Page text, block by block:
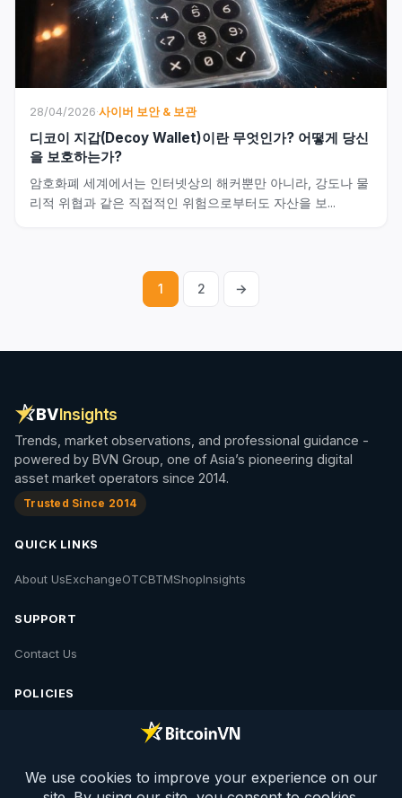
28/04/2026·사이버 보안 & 보관
디코이 지갑(Decoy Wallet)이란 무엇인가? 어떻게 당신
을 보호하는가?
암호화폐 세계에서는 인터넷상의 해커뿐만 아니라, 강도나 물
리적 위협과 같은 직접적인 위험으로부터도 자산을 보...
글
이
1 2 →
BVInsights
Trends, market observations, and professional guidance -
powered by BVN Group, one of Asia’s pioneering digital
asset market operators since 2014.
Trusted Since 2014
QUICK LINKS
About UsExchangeOTCBTMShopInsights
SUPPORT
Contact Us
POLICIES
Privacy PolicyPolicies